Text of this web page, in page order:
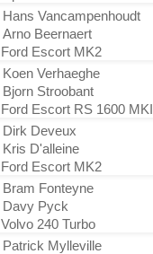
Hans Vancampenhoudt
Arno Beernaert
Ford Escort MK2
Koen Verhaeghe
Bjorn Stroobant
Ford Escort RS 1600 MKI
Dirk Deveux
Kris D'alleine
Ford Escort MK2
Bram Fonteyne
Davy Pyck
Volvo 240 Turbo
Patrick Mylleville